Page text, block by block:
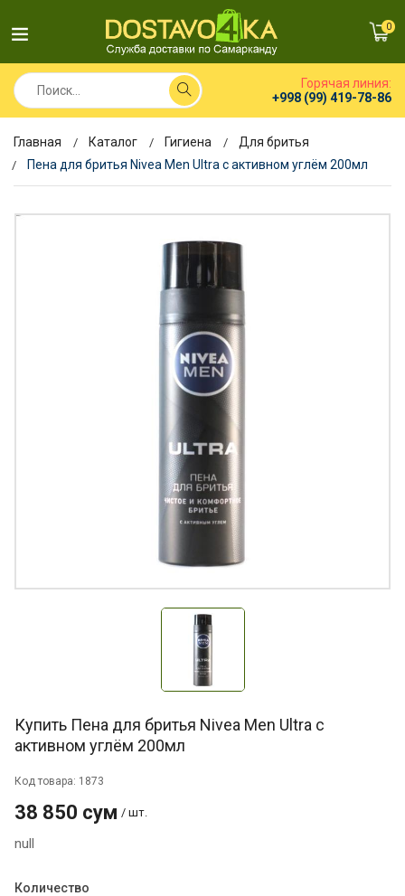
0
Горячая линия:
+998 (99) 419-78-86
Главная Каталог Гигиена
Для бритья
Пена для бритья Nivea Men Ultra с активном углём 200мл
Купить Пена для бритья Nivea Men Ultra с
активном углём 200мл
Код товара: 1873
38 850 сум / шт.
null
Количество